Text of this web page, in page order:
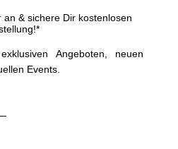
& sichere Dir kostenlosen
Angeboten, neuen
Events.